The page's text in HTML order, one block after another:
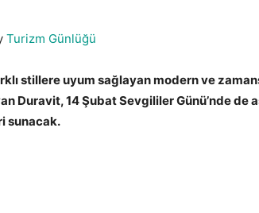
Turizm Günlüğü
stillere uyum sağlayan modern ve
Duravit, 14 Şubat Sevgililer Günü’nde de
sunacak.